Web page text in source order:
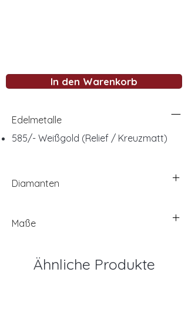
In den Warenkorb
Edelmetalle
585/- Weißgold (Relief / Kreuzmatt)
Diamanten
Maße
Ähnliche Produkte